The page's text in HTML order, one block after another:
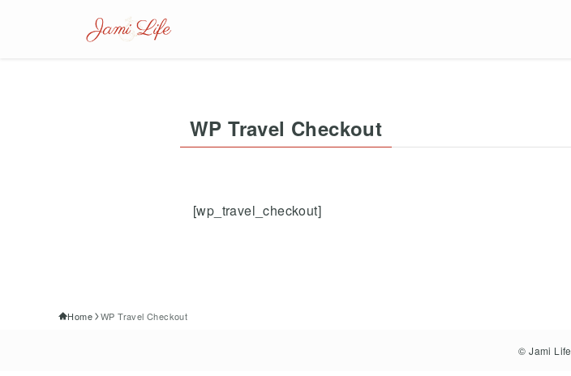
WP Travel Checkout
[wp_travel_checkout]
Home WP Travel Checkout
© Jami Life